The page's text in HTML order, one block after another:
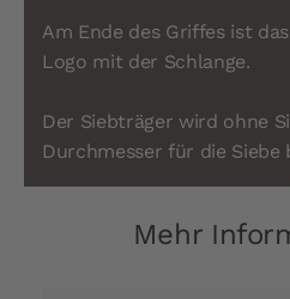
Am Ende des Griffes ist
Logo mit der Schlange.
Der Siebträger wird ohne
Durchmesser für die Siebe
Mehr